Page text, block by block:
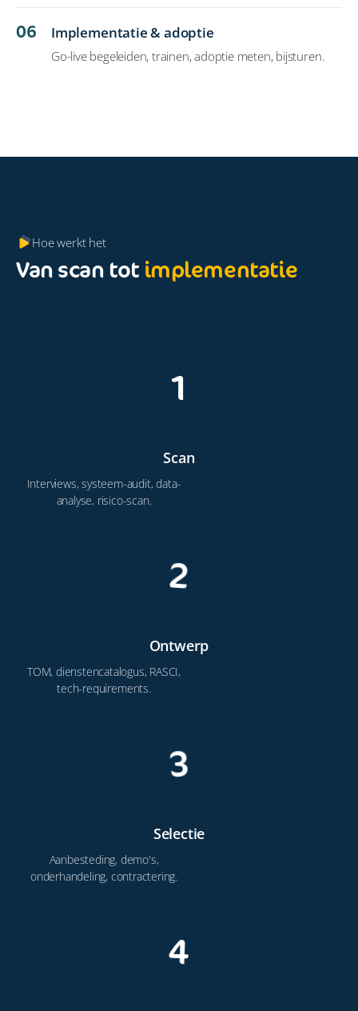
06 Implementatie & adoptie
Go-live begeleiden, trainen, adoptie meten, bijsturen.
Hoe werkt het
Van scan tot implementatie
1
Scan
Interviews, systeem-audit, data-
analyse, risico-scan.
2
Ontwerp
TOM, dienstencatalogus, RASCI,
tech-requirements.
3
Selectie
Aanbesteding, demo's,
onderhandeling, contractering.
4